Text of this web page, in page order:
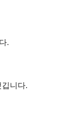
.
니다.